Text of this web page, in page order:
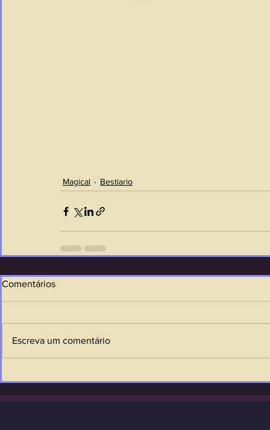
Magical Bestiario
Comentários
Escreva um comentário